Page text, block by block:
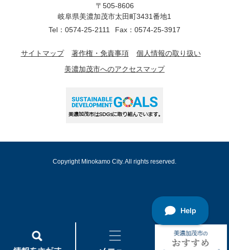
〒505-8606
岐阜県美濃加茂市太田町3431番地1
Tel：0574-25-2111
Fax：0574-25-3917
サイトマップ 著作権・免責事項
個人情報の取り扱い
美濃加茂市へのアクセスマップ
Copyright Minokamo City. All rights reserved.